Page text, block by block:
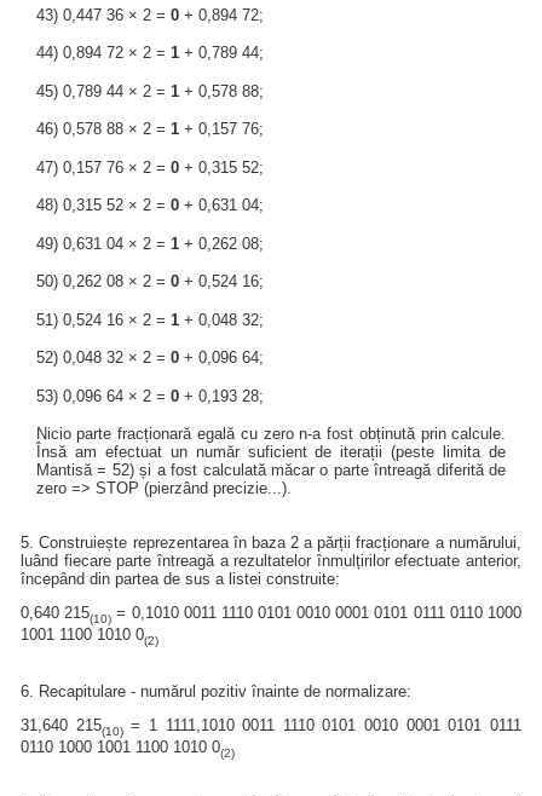
43) 0,447 36 × 2 = 0+ 0,894 72;
44) 0,894 72 × 2 = 1+ 0,789 44;
45) 0,789 44 × 2 = 1+ 0,578 88;
46) 0,578 88 × 2 = 1+ 0,157 76;
47) 0,157 76 × 2 = 0+ 0,315 52;
48) 0,315 52 × 2 = 0+ 0,631 04;
49) 0,631 04 × 2 = 1+ 0,262 08;
50) 0,262 08 × 2 = 0+ 0,524 16;
51) 0,524 16 × 2 = 1+ 0,048 32;
52) 0,048 32 × 2 = 0+ 0,096 64;
53) 0,096 64 × 2 = 0+ 0,193 28;
Nicio parte fracționară egală cu zero n-a fost obținută prin calcule.
Însă am efectuat un număr suficient de iterații (peste limita de
Mantisă = 52) și a fost calculată măcar o parte întreagă diferită de
zero => STOP (pierzând precizie...).
5. Construiește reprezentarea în baza 2 a părții fracționare a numărului,
luând fiecare parte întreagă a rezultatelor înmulțirilor efectuate anterior,
începând din partea de sus a listei construite:
0,640 215(10) = 0,1010 0011 1110 0101 0010 0001 0101 0111 0110 1000
1001 1100 1010 0(2)
6. Recapitulare - numărul pozitiv înainte de normalizare:
31,640 215(10)= 1 1111,1010 0011 1110 0101 0010 0001 0101 0111
0110 1000 1001 1100 1010 0(2)